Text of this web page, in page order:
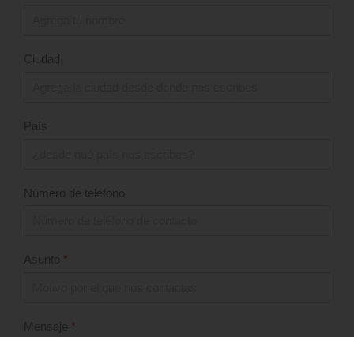
Ciudad
País
Número de teléfono
Asunto *
Mensaje *